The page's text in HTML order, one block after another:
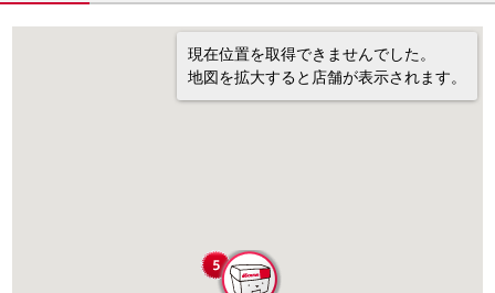
現在位置を取得できませんでした。
地図を拡大すると店舗が表示されます。